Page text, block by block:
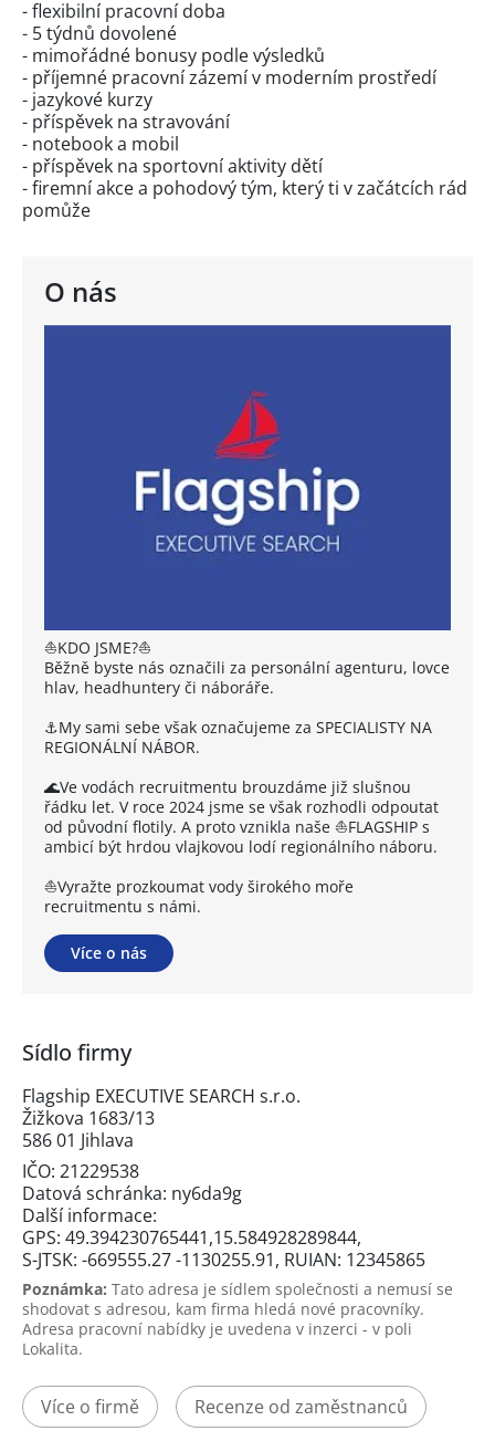
O nás
⛵KDO JSME?⛵
Běžně byste nás označili za personální agenturu, lovce
hlav, headhuntery či náboráře.
⚓My sami sebe však označujeme za SPECIALISTY NA
REGIONÁLNÍ NÁBOR.
🌊Ve vodách recruitmentu brouzdáme již slušnou
řádku let. V roce 2024 jsme se však rozhodli odpoutat
od původní flotily. A proto vznikla naše ⛵FLAGSHIP s
ambicí být hrdou vlajkovou lodí regionálního náboru.
⛵Vyražte prozkoumat vody širokého moře
recruitmentu s námi.
Více o nás
- flexibilní pracovní doba
- 5 týdnů dovolené
- mimořádné bonusy podle výsledků
- příjemné pracovní zázemí v moderním prostředí
- jazykové kurzy
- příspěvek na stravování
- notebook a mobil
- příspěvek na sportovní aktivity dětí
- firemní akce a pohodový tým, který ti v začátcích rád
pomůže
Sídlo firmy
Flagship EXECUTIVE SEARCH s.r.o.
Žižkova 1683/13
586 01 Jihlava
IČO: 21229538
Datová schránka: ny6da9g
Další informace:
GPS: 49.394230765441,15.584928289844,
S-JTSK: -669555.27 -1130255.91, RUIAN: 12345865
Poznámka: Tato adresa je sídlem společnosti a nemusí se
shodovat s adresou, kam firma hledá nové pracovníky.
Adresa pracovní nabídky je uvedena v inzerci - v poli
Lokalita.
Více o firmě Recenze od zaměstnanců